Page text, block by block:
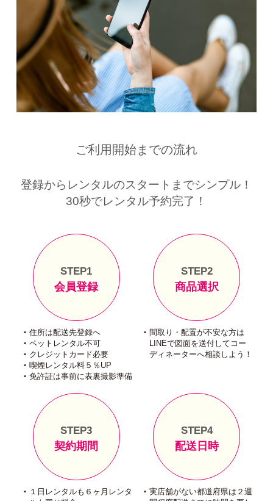
ご利用開始までの流れ
登録からレンタルのスタートまでシンプル！
30秒でレンタル予約完了！
STEP1
会員登録
住所は配送先登録へ
ペットレンタル不可
クレジットカード必要
喫煙レンタル料５％UP
免許証は事前に表裏撮影準備
STEP2
商品選択
間取り・配置が不安な方は
LINEで図面を送付してコー
ディネーターへ相談しよう！
STEP3
契約期間
１日レンタルも６ヶ月レンタ
STEP4
配送日時
実店舗がない都道府県は２週